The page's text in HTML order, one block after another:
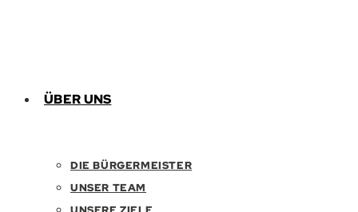
ÜBER UNS
DIE BÜRGERMEISTER
UNSER TEAM